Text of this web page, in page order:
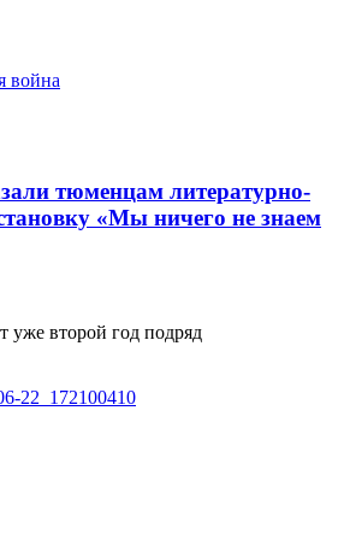
война
тюменцам литературно-
«Мы ничего не знаем
уже второй год подряд